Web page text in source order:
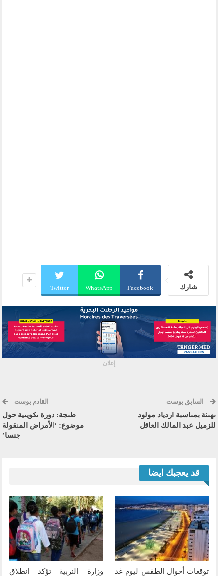
شارك Facebook
WhatsApp
Twitter
إعلان
السابق بوست
تهنئة بمناسبة ازدياد مولود
للزميل عبد المالك العاقل
القادم بوست
طنجة: دورة تكوينية حول
موضوع: ‘الأمراض المنقولة
جنسا’
قد يعجبك ايضا
توقعات أحوال الطقس ليوم غد
وزارة التربية تؤكد انطلاق